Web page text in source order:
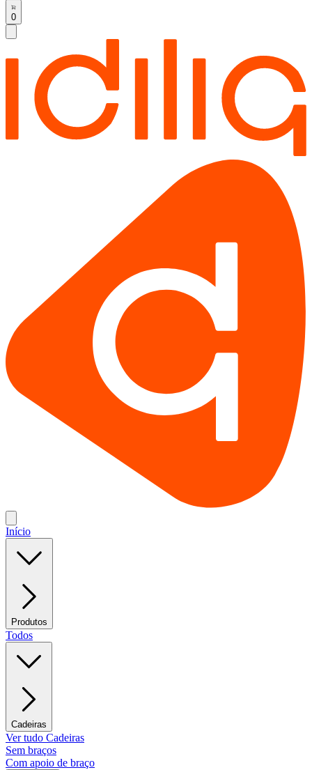
0
Início
Produtos
Todos
Cadeiras
Ver tudo Cadeiras
Sem braços
Com apoio de braço